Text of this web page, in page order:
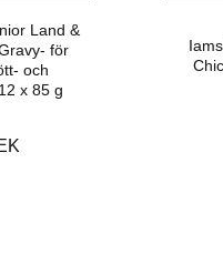
Land &
för
och
x 85 g